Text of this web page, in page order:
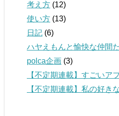
考え方 (12)
使い方 (13)
日記 (6)
ハヤえもんと愉快な仲間
polca企画 (3)
【不定期連載】すごいア
【不定期連載】私の好き